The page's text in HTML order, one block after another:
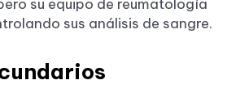
su equipo de reumatología
sus análisis de sangre.